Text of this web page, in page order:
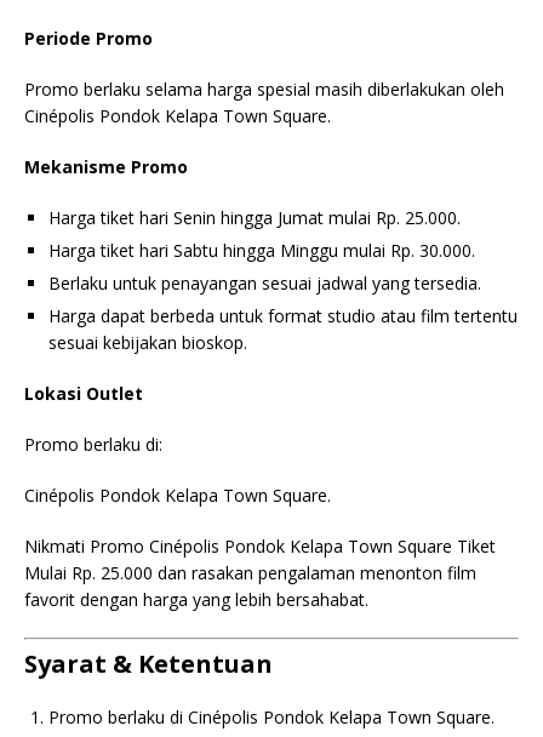
Periode Promo
Promo berlaku selama harga spesial masih diberlakukan oleh
Cinépolis Pondok Kelapa Town Square.
Mekanisme Promo
Harga tiket hari Senin hingga Jumat mulai Rp. 25.000.
Harga tiket hari Sabtu hingga Minggu mulai Rp. 30.000.
Berlaku untuk penayangan sesuai jadwal yang tersedia.
Harga dapat berbeda untuk format studio atau film tertentu
sesuai kebijakan bioskop.
Lokasi Outlet
Promo berlaku di:
Cinépolis Pondok Kelapa Town Square.
Nikmati Promo Cinépolis Pondok Kelapa Town Square Tiket
Mulai Rp. 25.000 dan rasakan pengalaman menonton film
favorit dengan harga yang lebih bersahabat.
Syarat & Ketentuan
Promo berlaku di Cinépolis Pondok Kelapa Town Square.